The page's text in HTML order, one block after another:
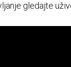
gledajte